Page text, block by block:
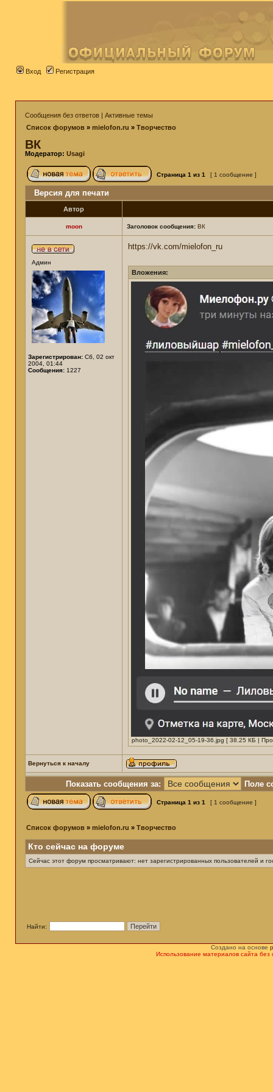
Вход Регистрация
Сообщения без ответов | Активные темы
Список форумов » mielofon.ru » Творчество
ВК
Модератор: Usagi
Страница 1 из 1 [ 1 сообщение ]
Версия для печати
Автор
moon Заголовок сообщения: ВК
Админ
Зарегистрирован: Сб, 02 окт
2004, 01:44
Сообщения: 1227
https://vk.com/mielofon_ru
Вложения:
photo_2022-02-12_05-19-36.jpg [ 38.25 КБ |
Вернуться к началу
Показать сообщения за: Поле
Страница 1 из 1 [ 1 сообщение ]
Список форумов » mielofon.ru » Творчество
Кто сейчас на форуме
Сейчас этот форум просматривают: нет зарегистрированных пользователей и
Найти:
Создано на основе
Использование материалов сайта